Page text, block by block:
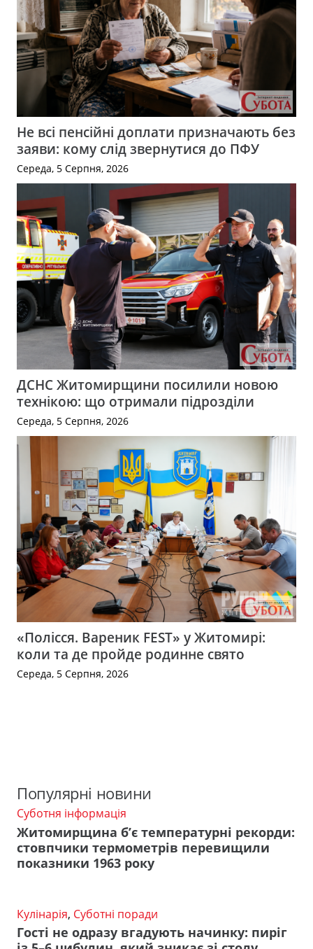
Не всі пенсійні доплати призначають без
заяви: кому слід звернутися до ПФУ
Середа, 5 Серпня, 2026
ДСНС Житомирщини посилили новою
технікою: що отримали підрозділи
Середа, 5 Серпня, 2026
«Полісся. Вареник FEST» у Житомирі:
коли та де пройде родинне свято
Середа, 5 Серпня, 2026
Популярні новини
Суботня інформація
Житомирщина б’є температурні рекорди:
стовпчики термометрів перевищили
показники 1963 року
Кулінарія, Суботні поради
Гості не одразу вгадують начинку: пиріг